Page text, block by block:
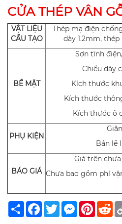
CỬA THÉP VÂN
VẬT LIỆU
CẨU TẠO
Thép mạ điện
dày 1.2mm,
BỀ MẶT
Sơn tĩnh
Chiều dày
Kích thước
Kích thước
Kích thước ô
PHỤ KIỆN
Bản lề
BÁO GIÁ
Giá trên chưa
Chưa bao gồm phí
Share Facebook
TwitterMessenger